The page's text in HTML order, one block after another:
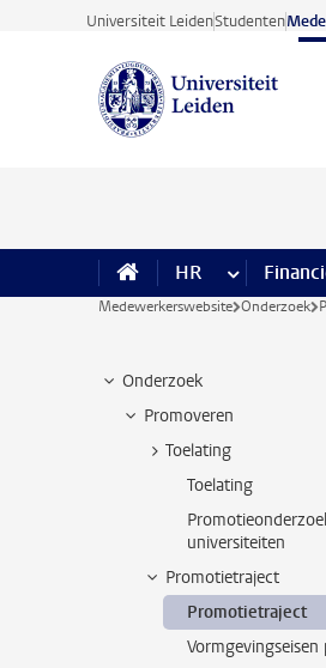
Ga direct naar de inhoud
Universiteit LeidenStudenten
HR meer HR
Medewerkerswebsite Onderzoek
Onderzoek
Promoveren
Toelating
Toelating
universiteiten
Promotietraject
Promotietraject